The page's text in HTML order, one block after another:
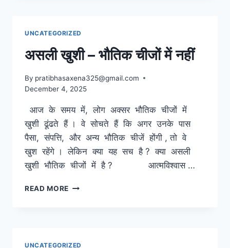
UNCATEGORIZED
असली खुशी – भौतिक चीजों में नहीं
By pratibhasaxena325@gmail.com
December 4, 2025
आज के समय में, लोग अक्सर भौतिक चीजों में
खुशी ढूंढते हैं । वे सोचते हैं कि अगर उनके पास
पैसा, संपत्ति, और अन्य भौतिक चीजें होंगी , तो वे
खुश रहेंगे । लेकिन क्या यह सच है ? क्या असली
खुशी भौतिक चीजों में है ? आत्मविश्वास …
READ MORE असली
UNCATEGORIZED